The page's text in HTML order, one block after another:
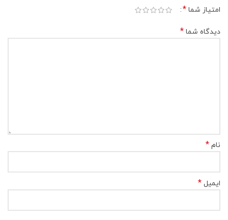
امتیاز شما *
دیدگاه شما *
نام *
ایمیل *